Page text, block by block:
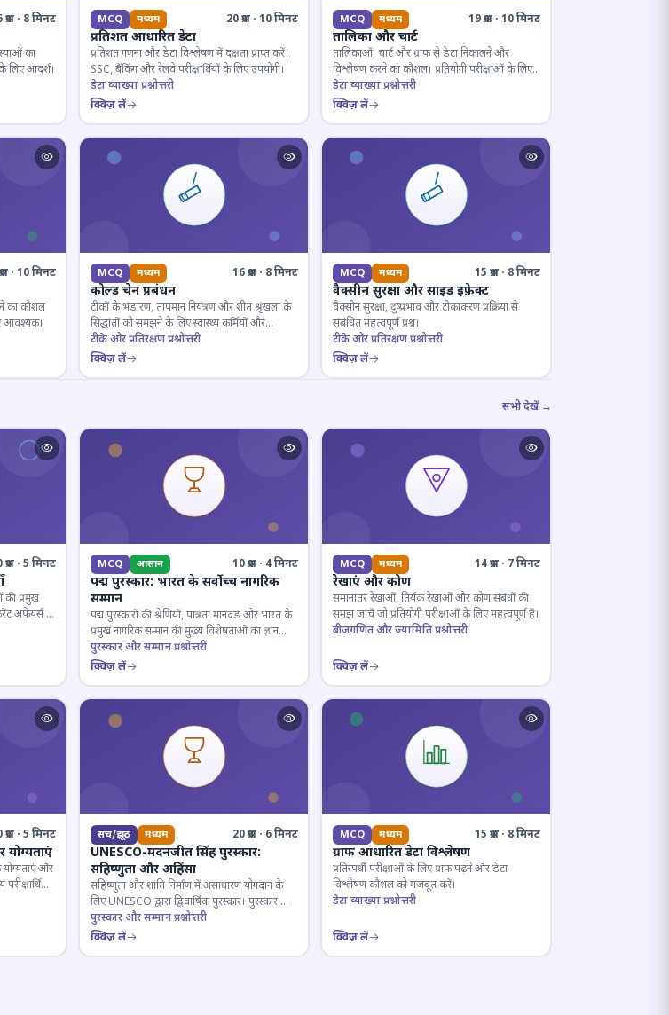
· 8 मिनट
का
के लिए आदर्श।
MCQ मध्यम 20 प्रश्न · 10 मिनट
प्रतिशत आधारित डेटा
प्रतिशत गणना और डेटा विश्लेषण में दक्षता प्राप्त करें।
SSC, बैंकिंग और रेलवे परीक्षार्थियों के लिए उपयोगी।
डेटा व्याख्या प्रश्नोत्तरी
क्विज़ लें
MCQ मध्यम 19 प्रश्न · 10 मिनट
तालिका और चार्ट
तालिकाओं, चार्ट और ग्राफ से डेटा निकालने और
विश्लेषण करने का कौशल। प्रतियोगी परीक्षाओं के लिए
अनिवार्य।
डेटा व्याख्या प्रश्नोत्तरी
क्विज़ लें
· 10 मिनट
का कौशल
आवश्यक।
MCQ मध्यम 16 प्रश्न · 8 मिनट
कोल्ड चेन प्रबंधन
टीकों के भंडारण, तापमान नियंत्रण और शीत श्रृंखला के
सिद्धांतों को समझने के लिए स्वास्थ्य कर्मियों और
परीक्षार्थियों के लिए महत्वपूर्ण।
टीके और प्रतिरक्षण प्रश्नोत्तरी
क्विज़ लें
MCQ मध्यम 15 प्रश्न · 8 मिनट
वैक्सीन सुरक्षा और साइड इफ़ेक्ट
वैक्सीन सुरक्षा, दुष्प्रभाव और टीकाकरण प्रक्रिया से
संबंधित महत्वपूर्ण प्रश्न।
टीके और प्रतिरक्षण प्रश्नोत्तरी
क्विज़ लें
सभी देखें →
· 5 मिनट
की प्रमुख
अफेयर्स के
MCQ आसान 10 प्रश्न · 4 मिनट
पद्म पुरस्कार: भारत के सर्वोच्च नागरिक
सम्मान
पद्म पुरस्कारों की श्रेणियों, पात्रता मानदंड और भारत के
प्रमुख नागरिक सम्मान की मुख्य विशेषताओं का ज्ञान
परखें।
पुरस्कार और सम्मान प्रश्नोत्तरी
क्विज़ लें
MCQ मध्यम 14 प्रश्न · 7 मिनट
रेखाएं और कोण
समानांतर रेखाओं, तिर्यक रेखाओं और कोण संबंधों की
समझ जांचें जो प्रतियोगी परीक्षाओं के लिए महत्वपूर्ण हैं।
बीजगणित और ज्यामिति प्रश्नोत्तरी
क्विज़ लें
· 5 मिनट
योग्यताएं
योग्यताएं और
सच/झूठ मध्यम 20 प्रश्न · 6 मिनट
UNESCO-मदनजीत सिंह पुरस्कार:
सहिष्णुता और अहिंसा
सहिष्णुता और शांति निर्माण में असाधारण योगदान के
लिए UNESCO द्वारा द्विवार्षिक पुरस्कार। पुरस्कार का
इतिहास और प्राप्तकर्ता।
पुरस्कार और सम्मान प्रश्नोत्तरी
क्विज़ लें
MCQ मध्यम 15 प्रश्न · 8 मिनट
ग्राफ आधारित डेटा विश्लेषण
प्रतिस्पर्धी परीक्षाओं के लिए ग्राफ पढ़ने और डेटा
विश्लेषण कौशल को मजबूत करें।
डेटा व्याख्या प्रश्नोत्तरी
क्विज़ लें